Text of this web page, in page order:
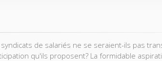
de salariés ne se seraient-ils pas
qu'ils proposent? La formidable